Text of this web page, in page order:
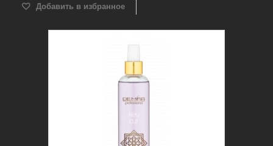
Добавить в избранное